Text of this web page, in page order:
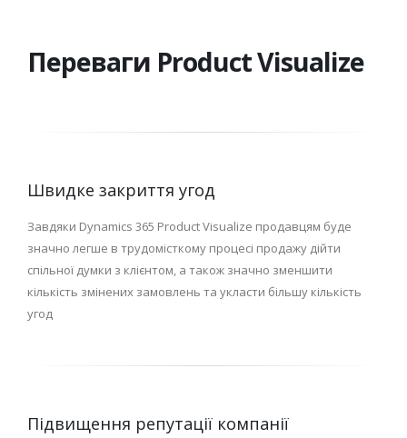
Переваги Product Visualize
Швидке закриття угод
Завдяки Dynamics 365 Product Visualize продавцям буде
значно легше в трудомісткому процесі продажу дійти
спільної думки з клієнтом, а також значно зменшити
кількість змінених замовлень та укласти більшу кількість
угод
Підвищення репутації компанії